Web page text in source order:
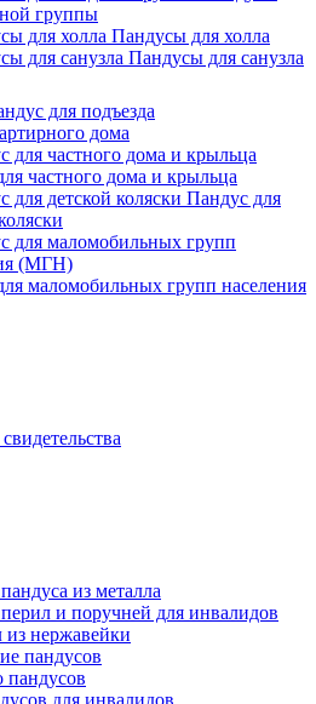
группы
Пандусы для холла
Пандусы для санузла
для подъезда
дома
частного дома и крыльца
Пандус для
маломобильных групп населения
из металла
и поручней для инвалидов
нержавейки
пандусов
пандусов
для инвалидов